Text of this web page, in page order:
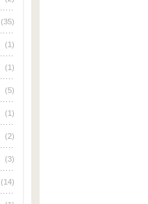
(35)
(1)
(1)
(5)
(1)
(2)
(3)
(14)